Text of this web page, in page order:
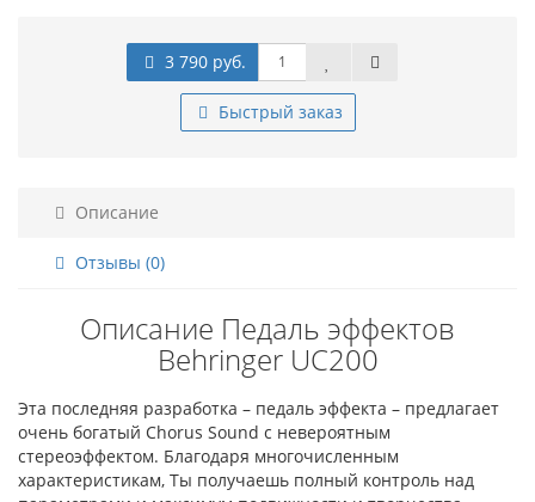
3 790 руб.
Быстрый заказ
Описание
Отзывы (0)
Описание Педаль эффектов
Behringer UC200
Эта последняя разработка – педаль эффекта – предлагает
очень богатый Chorus Sound с невероятным
стереоэффектом. Благодаря многочисленным
характеристикам, Ты получаешь полный контроль над